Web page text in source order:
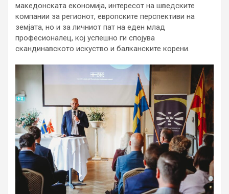
македонската економија, интересот на шведските
компании за регионот, европските перспективи на
земјата, но и за личниот пат на еден млад
професионалец, кој успешно ги спојува
скандинавското искуство и балканските корени.